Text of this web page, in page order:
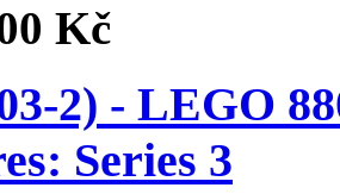
Kč
2) - LEGO
Series 3